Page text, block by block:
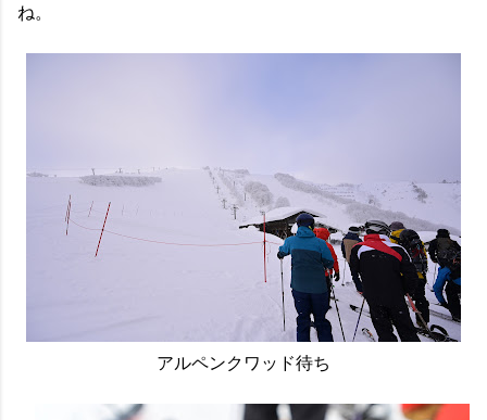
ね。
アルペンクワッド待ち